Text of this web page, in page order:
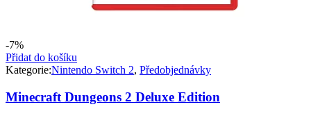
-7%
Přidat do košíku
Kategorie:Nintendo Switch 2, Předobjednávky
Minecraft Dungeons 2 Deluxe Edition